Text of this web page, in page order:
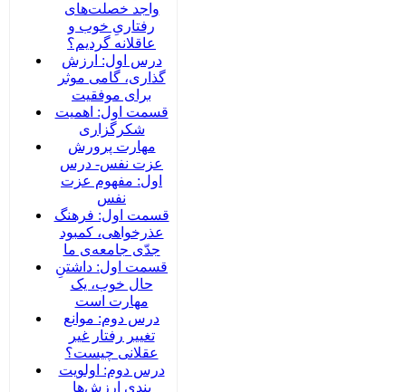
واجد خصلت‌های
رفتاریِ خوب و
عاقلانه گردیم؟
درس اول: ارزش
گذاری، گامی موثر
برای موفقیت
قسمت اول: اهمیت
شکرگزاری
مهارت پرورش
عزت نفس- درس
اول: مفهوم عزت
نفس
قسمت اول: فرهنگ
عذرخواهی، کمبود
جدّی جامعه‌ی ما
قسمت اول: داشتنِ
حال خوب، یک
مهارت است
درس دوم: موانع
تغییر رفتار غیر
عقلانی چیست؟
درس دوم: اولویت
بندی ارزش‌ها